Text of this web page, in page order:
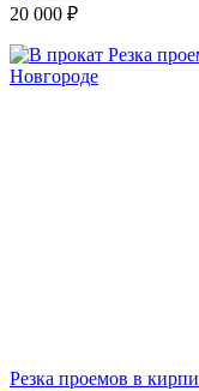
20 000 ₽
Резка проемов в